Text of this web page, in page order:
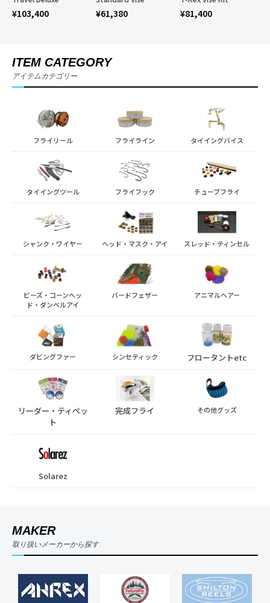
¥103,400 ¥61,380 ¥81,400
ITEM CATEGORY
アイテムカテゴリー
フライリール フライライン タイイングバイス
タイイングツール フライフック チューブフライ
シャンク・ワイヤー ヘッド・マスク・アイ スレッド・ティンセル
ビーズ・コーンヘッ
ド・ダンベルアイ
バードフェザー アニマルヘアー
ダビングファー シンセティック フロータントetc
リーダー・ティペッ
ト
完成フライ その他グッズ
Solarez
MAKER
取り扱いメーカーから探す